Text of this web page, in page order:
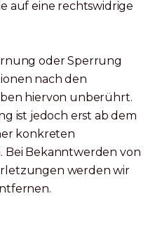
auf eine rechtswidrige
oder Sperrung
nach den
hiervon unberührt.
ist jedoch erst ab dem
konkreten
Bei Bekanntwerden von
werden wir